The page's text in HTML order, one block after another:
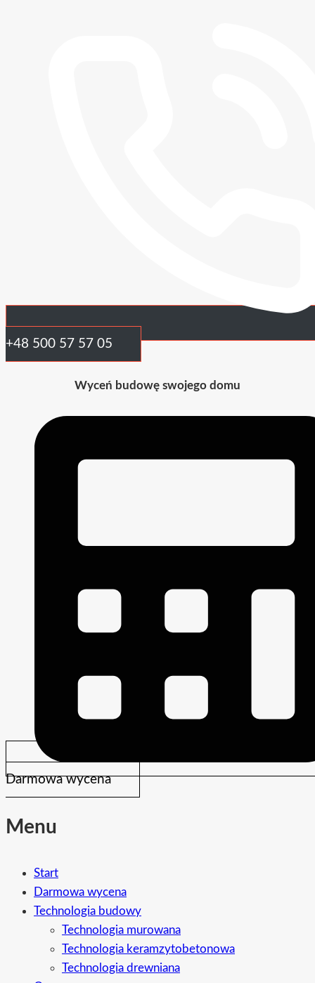
+48 500 57 57 05
Wyceń budowę swojego domu
Darmowa wycena
Menu
Start
Darmowa wycena
Technologia budowy
Technologia murowana
Technologia keramzytobetonowa
Technologia drewniana